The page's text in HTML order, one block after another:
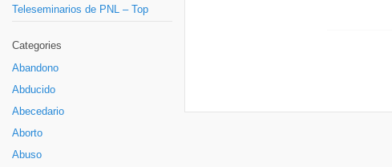
Teleseminarios de PNL – Top
Categories
Abandono
Abducido
Abecedario
Aborto
Abuso